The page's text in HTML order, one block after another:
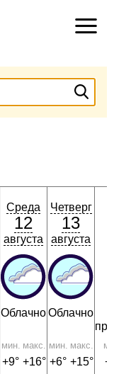
Среда
12
августа
Облачно
мин.
+9°
макс.
+16°
Четверг
13
августа
Облачно
мин.
+6°
макс.
+15°